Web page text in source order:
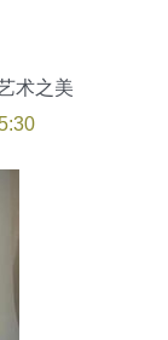
术之美